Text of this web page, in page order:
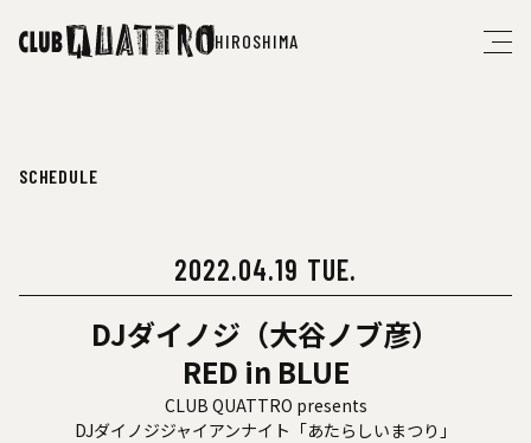
HIROSHIMA
SCHEDULE
2022.04.19 TUE.
DJダイノジ（大谷ノブ彦）
RED in BLUE
CLUB QUATTRO presents
DJダイノジジャイアンナイト「あたらしいまつり」